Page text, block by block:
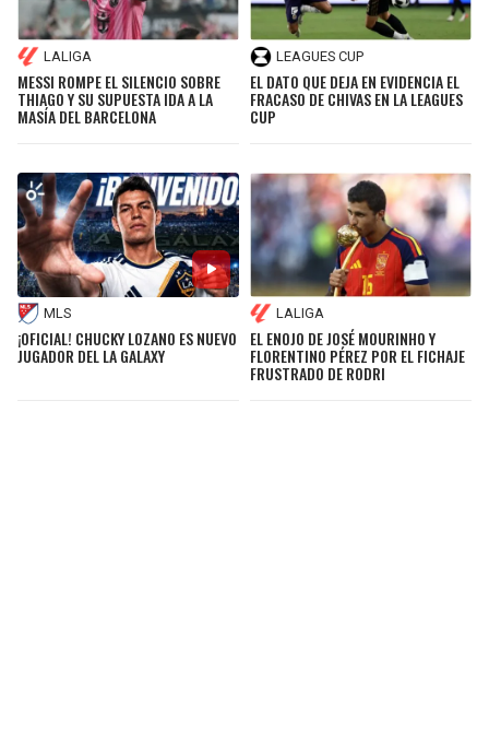
LALIGA
MESSI ROMPE EL SILENCIO SOBRE
THIAGO Y SU SUPUESTA IDA A LA
MASÍA DEL BARCELONA
LEAGUES CUP
EL DATO QUE DEJA EN EVIDENCIA EL
FRACASO DE CHIVAS EN LA LEAGUES
CUP
MLS
¡OFICIAL! CHUCKY LOZANO ES NUEVO
JUGADOR DEL LA GALAXY
LALIGA
EL ENOJO DE JOSÉ MOURINHO Y
FLORENTINO PÉREZ POR EL FICHAJE
FRUSTRADO DE RODRI